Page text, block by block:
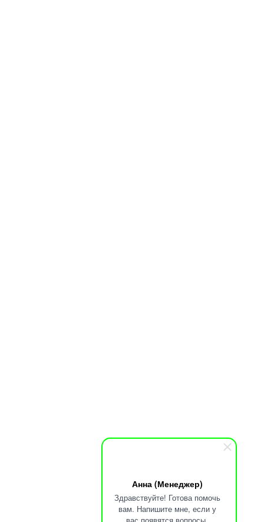
Анна (Менеджер)
Здравствуйте! Готова помочь
вам. Напишите мне, если у